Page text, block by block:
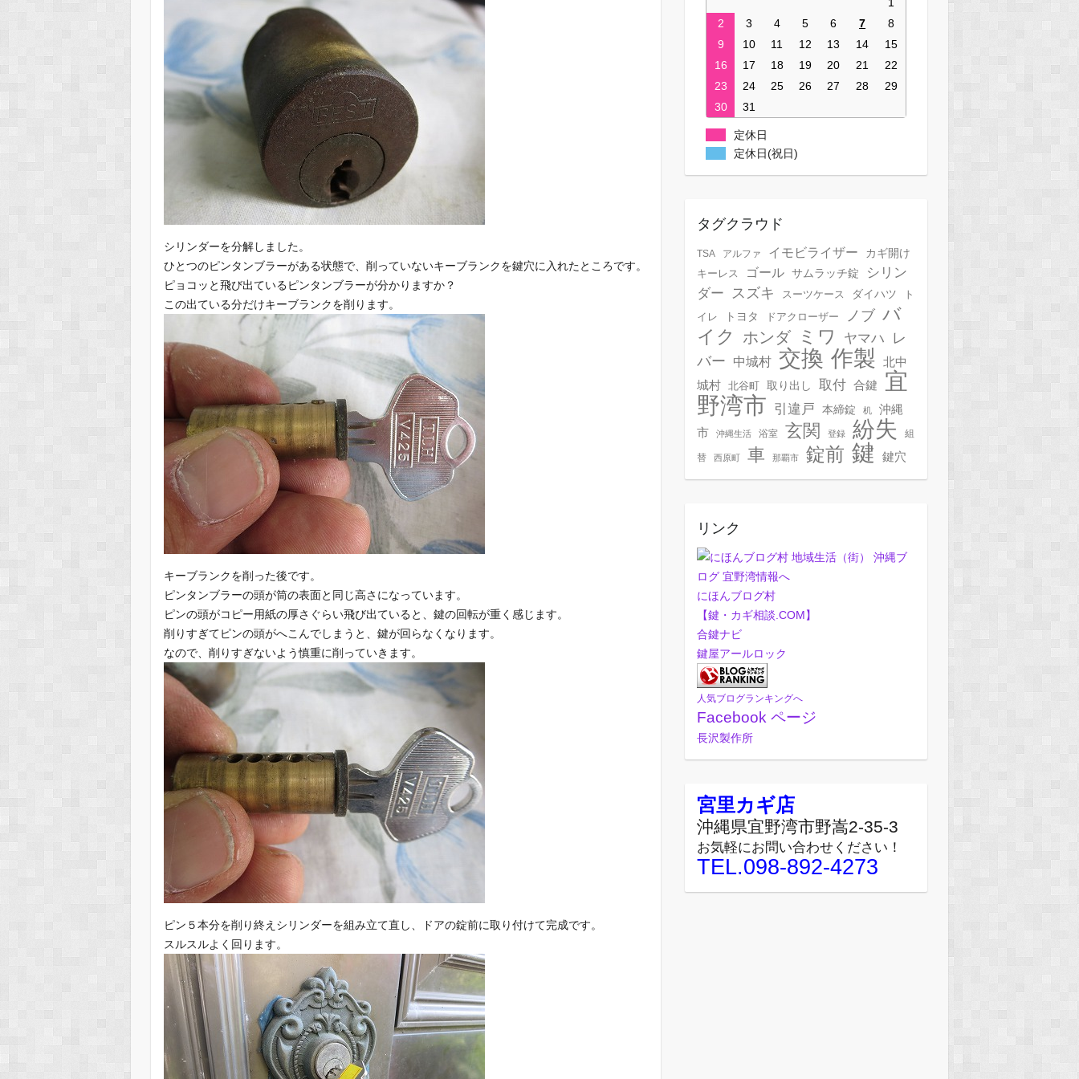
シリンダーを分解しました。
ひとつのピンタンブラーがある状態で、削っていないキーブランクを鍵穴に入れたところです。
ピョコッと飛び出ているピンタンブラーが分かりますか？
この出ている分だけキーブランクを削ります。
キーブランクを削った後です。
ピンタンブラーの頭が筒の表面と同じ高さになっています。
ピンの頭がコピー用紙の厚さぐらい飛び出ていると、鍵の回転が重く感じます。
削りすぎてピンの頭がへこんでしまうと、鍵が回らなくなります。
なので、削りすぎないよう慎重に削っていきます。
ピン５本分を削り終えシリンダーを組み立て直し、ドアの錠前に取り付けて完成です。
スルスルよく回ります。
2
3 4 5 6 7
8
9
10 11 12 13 14
15
16
17 18 19 20 21
22
23
24 25 26 27 28
29
30
31
定休日
定休日(祝日)
タグクラウド
TSA アルファ イモビライザー
カギ開け
キーレス
ゴール サムラッチ錠
シリン
ダー
スズキ スーツケース ダイハツ
ト
イレ
トヨタ ドアクローザー ノブ バ
イク
ホンダ ミワ ヤマハ
レ
バー
中城村 交換 作製
北中
城村
北谷町 取り出し 取付 合鍵
宜
野湾市 引違戸 本締錠 机
沖縄
市
沖縄生活 浴室 玄関 登録 紛失 組
替 西原町 車 那覇市 錠前 鍵 鍵穴
リンク
にほんブログ村
【鍵・カギ相談.COM】
合鍵ナビ
鍵屋アールロック
人気ブログランキングへ
Facebook ページ
長沢製作所
宮里カギ店
沖縄県宜野湾市野嵩2-35-3
お気軽にお問い合わせください！
TEL.098-892-4273